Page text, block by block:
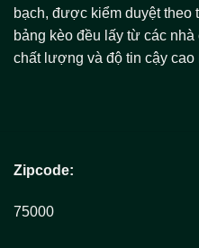
bạch, được kiểm duyệt theo
bảng kèo đều lấy từ các
chất lượng và độ tin cậy cao
Zipcode:
75000